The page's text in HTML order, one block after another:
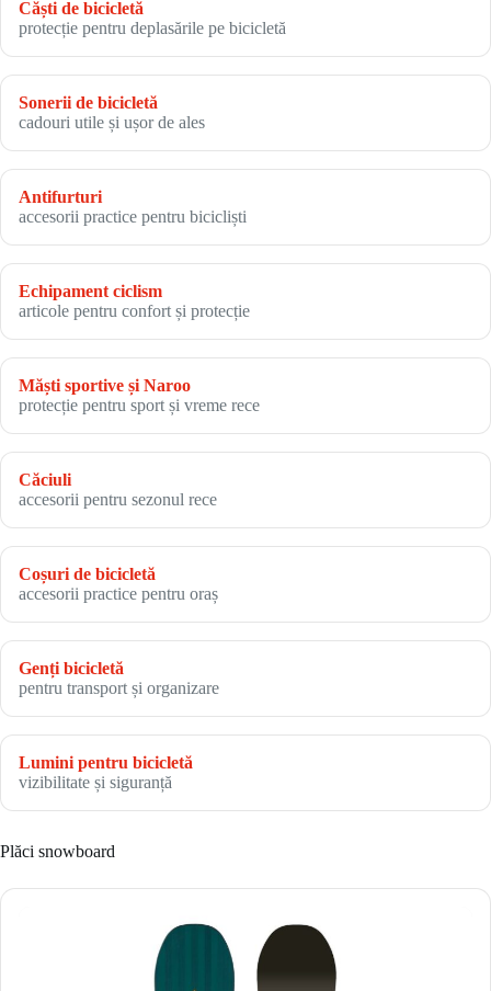
Căști de bicicletă
protecție pentru deplasările pe bicicletă
Sonerii de bicicletă
cadouri utile și ușor de ales
Antifurturi
accesorii practice pentru bicicliști
Echipament ciclism
articole pentru confort și protecție
Măști sportive și Naroo
protecție pentru sport și vreme rece
Căciuli
accesorii pentru sezonul rece
Coșuri de bicicletă
accesorii practice pentru oraș
Genți bicicletă
pentru transport și organizare
Lumini pentru bicicletă
vizibilitate și siguranță
Plăci snowboard